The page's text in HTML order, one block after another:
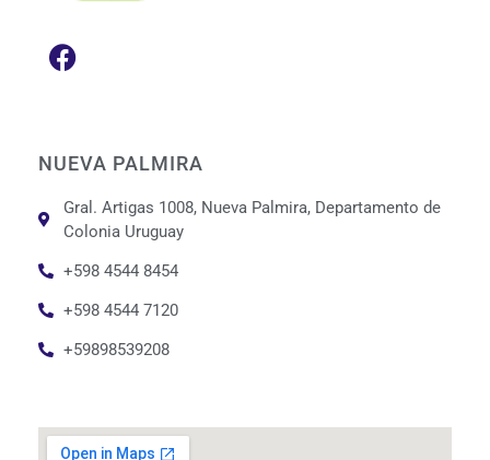
NUEVA PALMIRA
Gral. Artigas 1008, Nueva Palmira, Departamento de
Colonia Uruguay
+598 4544 8454
+598 4544 7120
+59898539208